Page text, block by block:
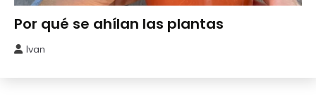
Huerto
Urbano
Por qué se ahílan las plantas
octubre,
Ivan